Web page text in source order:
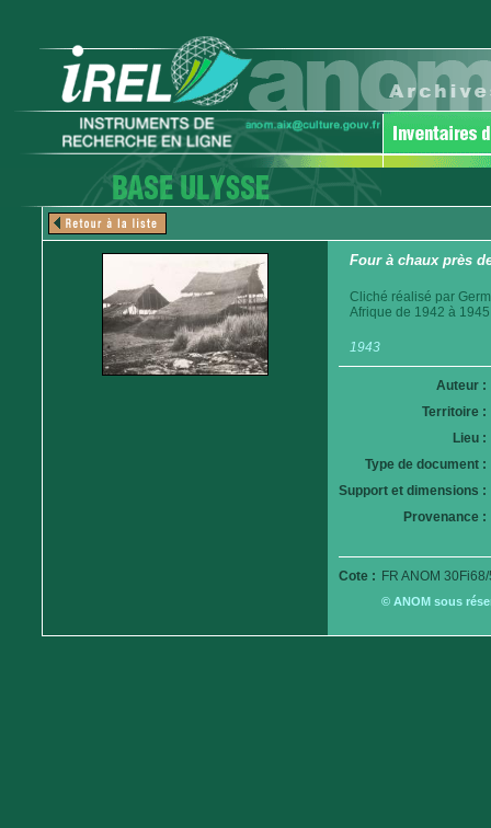
Four à chaux près
Cliché réalisé par
Afrique de 1942 à
1943
Auteur :
Territoire :
Lieu :
Type de document :
Support et dimensions :
Provenance :
Cote : FR ANOM
© ANOM sous